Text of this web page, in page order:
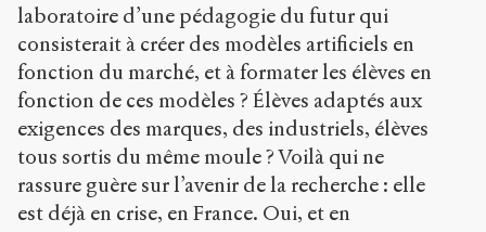
laboratoire d’une pédagogie du futur qui
consisterait à créer des modèles artificiels en
fonction du marché, et à formater les élèves en
fonction de ces modèles ? Élèves adaptés aux
exigences des marques, des industriels, élèves
tous sortis du même moule ? Voilà qui ne
rassure guère sur l’avenir de la recherche : elle
est déjà en crise, en France. Oui, et en